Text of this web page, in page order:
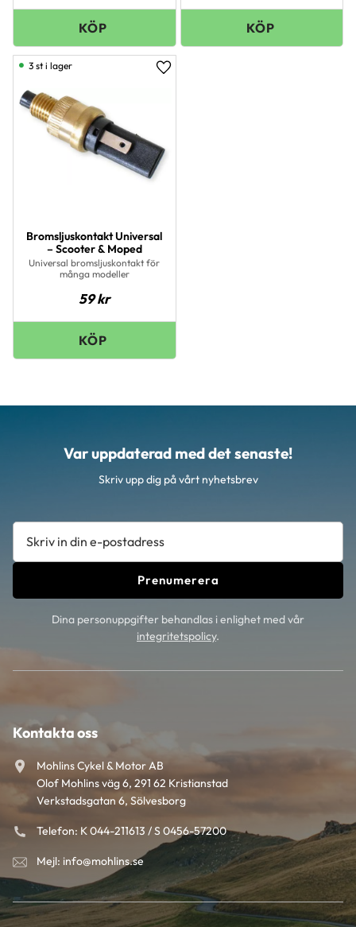
Bromsljuskontakt Universal
– Scooter & Moped
Universal bromsljuskontakt för
många modeller
59kr
Lägg till i favoriter
3 st i lager
Var uppdaterad med det senaste!
Skriv upp dig på vårt nyhetsbrev
Prenumerera
Dina personuppgifter behandlas i enlighet med vår
integritetspolicy.
Kontakta oss
Mohlins Cykel & Motor AB
Olof Mohlins väg 6, 291 62 Kristianstad
Verkstadsgatan 6, Sölvesborg
Telefon: K 044-211613 / S 0456-57200
Mejl: info@mohlins.se